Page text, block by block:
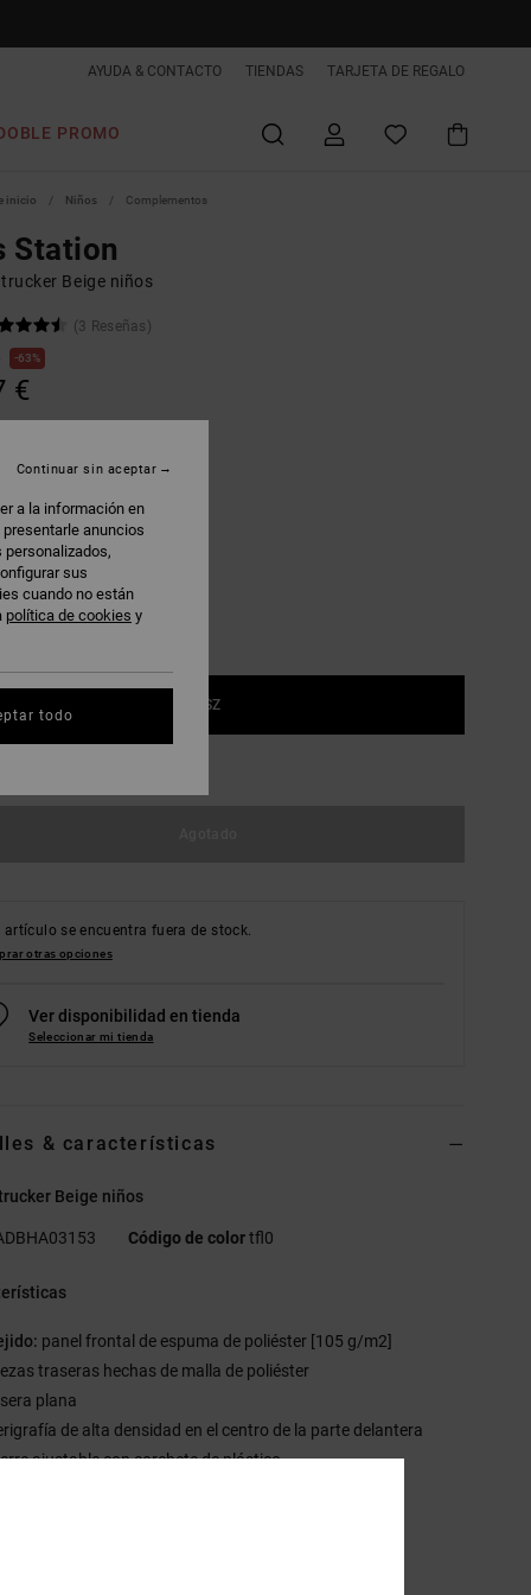
AYUDA & CONTACTO TIENDAS TARJETA DE REGALO
PROMO
inicio Niños Complementos
Station
Beige niños
(3 Reseñas)
63%
€
1SZ
artículo se encuentra fuera de stock.
otras opciones
Ver disponibilidad en tienda
Seleccionar mi tienda
& características
Beige niños
Código de colortfl0
panel frontal de espuma de poliéster [105 g/m2]
traseras hechas de malla de poliéster
plana
de alta densidad en el centro de la parte delantera
ajustable con corchete de plástico
a la información en
anuncios
personalizados,
sus
cuando no están
política de cookies y
Continuar sin aceptar
todo